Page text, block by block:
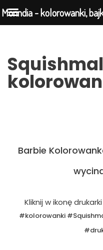
do
treści
Barbie
Kliknij w ikonę
#kolorowanki
Morindia - kolorowanki,